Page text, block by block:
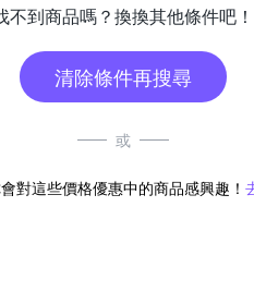
不到商品嗎？換換其他條件吧！
清除條件再搜尋
或
對這些價格優惠中的商品感興趣！